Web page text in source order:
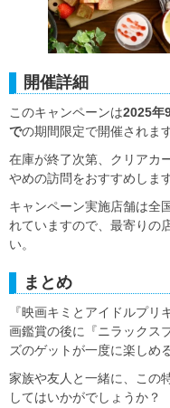
開催詳細
このキャンペーンは2025年
での期間限定で開催されます
在庫が終了次第、クリアカ
やめの訪問をおすすめします
キャンペーン実施店舗は全
れていますので、最寄りの
い。
まとめ
『映画キミとアイドルプ
画鑑賞の後に『ニラックス
ズのゲットが一度に楽しめ
家族や友人と一緒に、この
してはいかがでしょうか？